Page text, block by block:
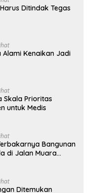
Ditindak Tegas
Alami Kenaikan Jadi
Skala Prioritas
untuk Medis
Bangunan
di Jalan Muara
Ditemukan